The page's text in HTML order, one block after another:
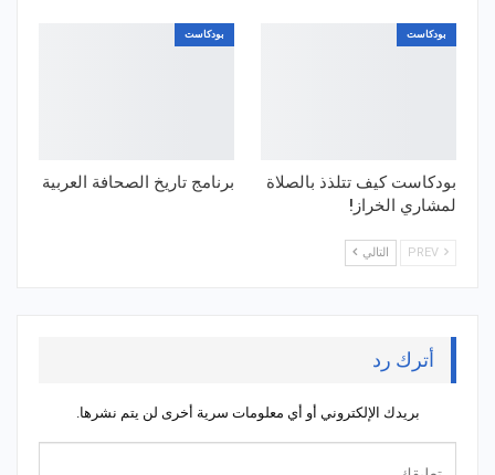
بودكاست
بودكاست كيف تتلذذ بالصلاة
لمشاري الخراز!
بودكاست
برنامج تاريخ الصحافة العربية
التالي
أترك رد
بريدك الإلكتروني أو أي معلومات سرية أخرى لن يتم نشرها.